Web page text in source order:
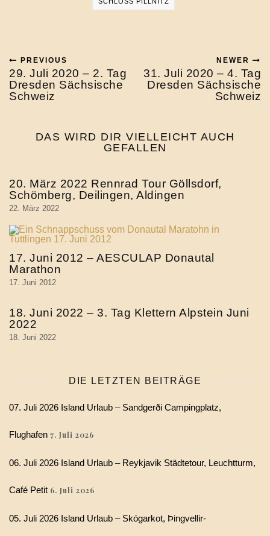
PREVIOUS
29. Juli 2020 – 2. Tag
Dresden Sächsische
Schweiz
NEWER
31. Juli 2020 – 4. Tag
Dresden Sächsische
Schweiz
DAS WIRD DIR VIELLEICHT AUCH
GEFALLEN
20. März 2022 Rennrad Tour Göllsdorf,
Schömberg, Deilingen, Aldingen
22. März 2022
17. Juni 2012 – AESCULAP Donautal
Marathon
17. Juni 2012
18. Juni 2022 – 3. Tag Klettern Alpstein Juni
2022
18. Juni 2022
DIE LETZTEN BEITRÄGE
07. Juli 2026 Island Urlaub – Sandgerði Campingplatz,
Flughafen 7. Juli 2026
06. Juli 2026 Island Urlaub – Reykjavik Städtetour, Leuchtturm,
Café Petit 6. Juli 2026
05. Juli 2026 Island Urlaub – Skógarkot, Þingvellir-